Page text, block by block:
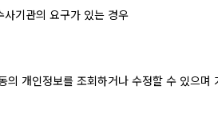
기관의 요구가 있는 경우
개인정보를 조회하거나 수정할 수 있으며